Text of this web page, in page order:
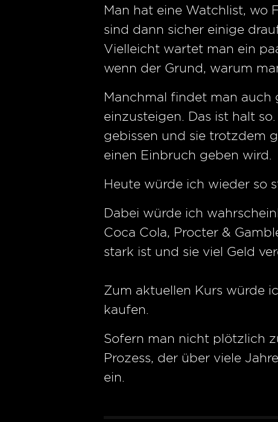
Man hat eine Watchlist, wo
sind dann sicher einige
Vielleicht wartet man ein
wenn der Grund, warum
Manchmal findet man auch
einzusteigen. Das ist halt
gebissen und sie trotzdem
einen Einbruch geben wird.
Heute würde ich wieder so
Dabei würde ich
Coca Cola, Procter &
stark ist und sie viel Geld
Zum aktuellen Kurs würde
kaufen.
Sofern man nicht plötzlich
Prozess, der über viele
ein.